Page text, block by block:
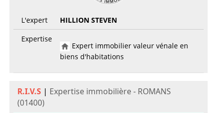
L'expert
HILLION STEVEN
Expertise
Expert immobilier valeur vénale en
biens d'habitations
R.I.V.S | Expertise immobilière - ROMANS
(01400)